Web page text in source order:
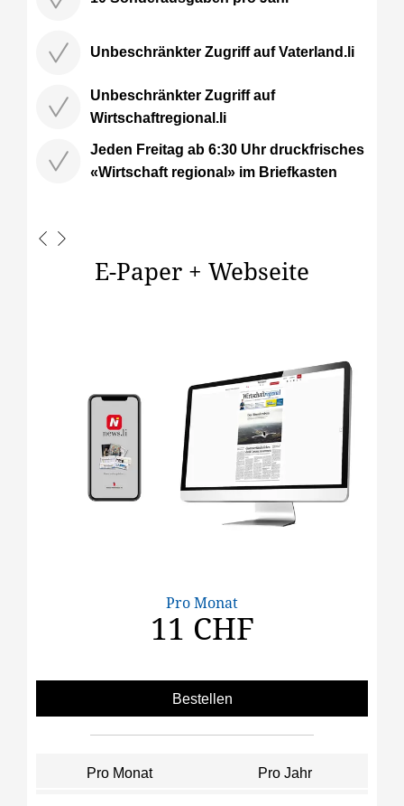
Unbeschränkter Zugriff auf Vaterland.li
Unbeschränkter Zugriff auf
Wirtschaftregional.li
Jeden Freitag ab 6:30 Uhr druckfrisches
«Wirtschaft regional» im Briefkasten
E-Paper + Webseite
Pro Monat
11 CHF
Bestellen
Pro Monat Pro Jahr